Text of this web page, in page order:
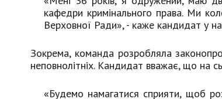
кафедри кримінального права. Ми
Верховної Ради», - каже кандидат у
Зокрема, команда розробляла
неповнолітніх. Кандидат вважає, що на
«Будемо намагатися сприяти, щоб